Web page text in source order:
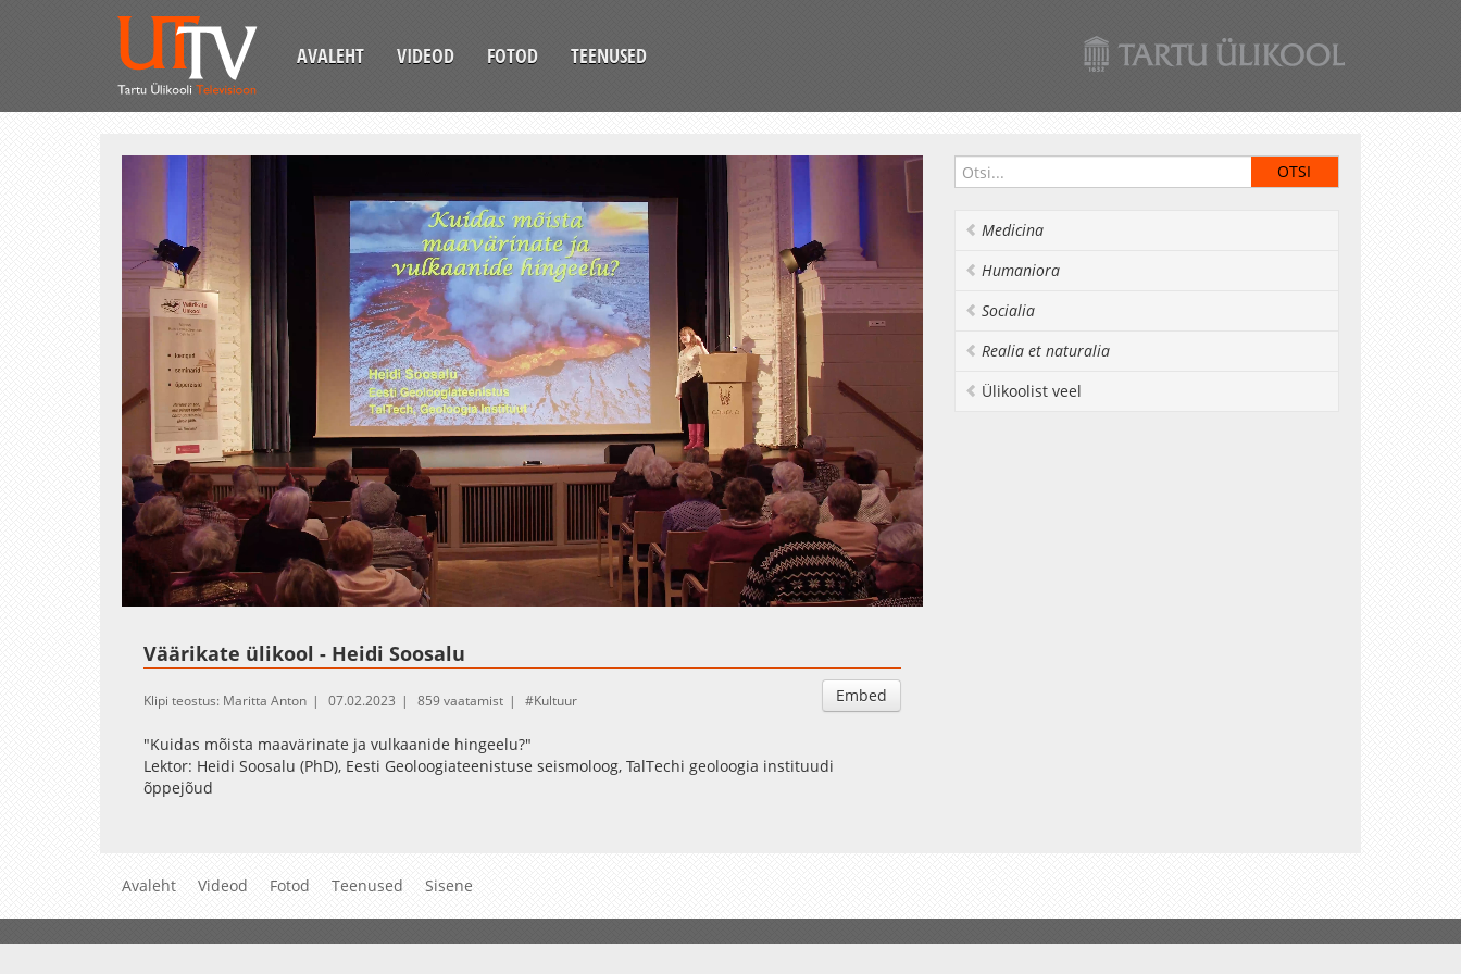
AVALEHT VIDEOD FOTOD TEENUSED
UnmuteLoaded:
0.42%
Esituskiirused
Auto
Väärikate ülikool - Heidi Soosalu
Embed
Klipi teostus: Maritta Anton 07.02.2023 859 vaatamist Kultuur
"Kuidas mõista maavärinate ja vulkaanide hingeelu?"
Lektor: Heidi Soosalu (PhD), Eesti Geoloogiateenistuse seismoloog, TalTechi geoloogia instituudi
õppejõud
Medicina
Humaniora
Socialia
Realia et naturalia
Ülikoolist veel
Avaleht Videod Fotod Teenused Sisene